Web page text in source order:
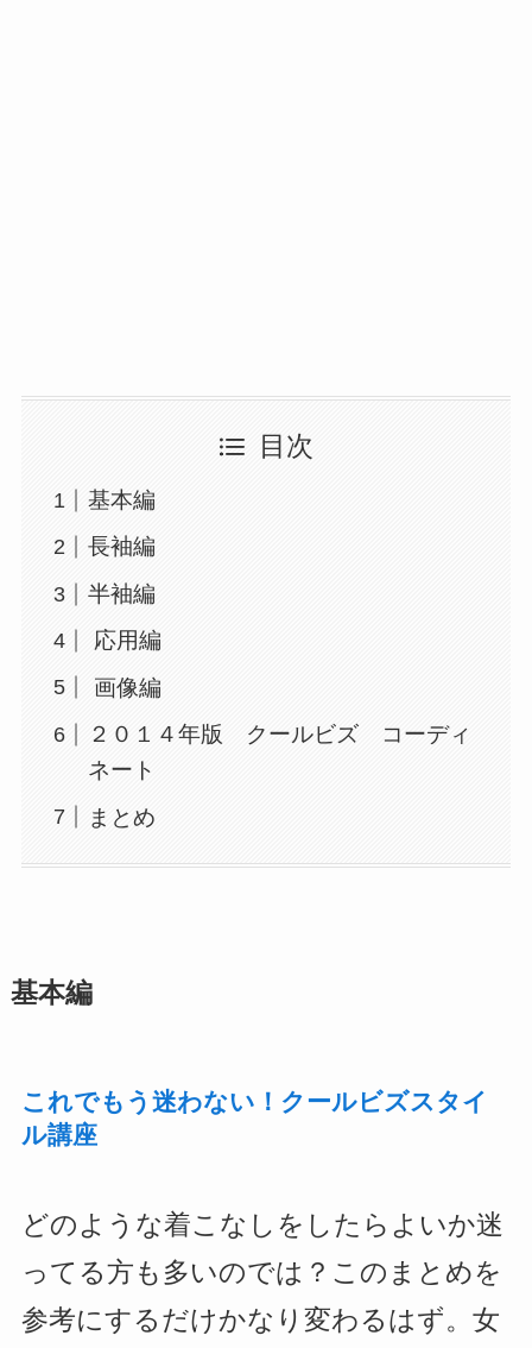
目次
基本編
長袖編
半袖編
応用編
画像編
２０１４年版 クールビズ コーディ
ネート
まとめ
基本編
これでもう迷わない！クールビズスタイ
ル講座
どのような着こなしをしたらよいか迷
ってる方も多いのでは？このまとめを
参考にするだけかなり変わるはず。女